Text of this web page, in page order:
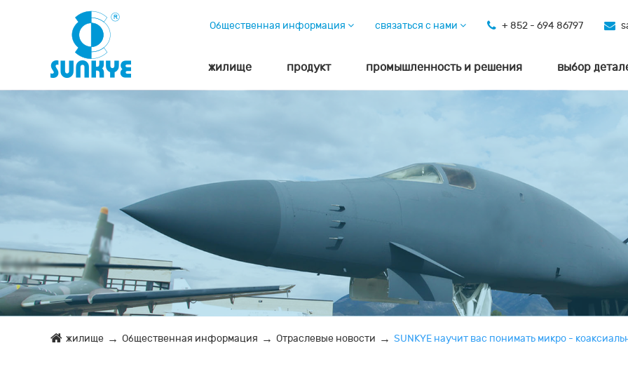
Общественная информация связаться с нами + 852 - 694 86797
жилище продукт промышленность и решения выбор
жилище Общественная информация Отраслевые новости SUNKYE научит вас понимать микро -